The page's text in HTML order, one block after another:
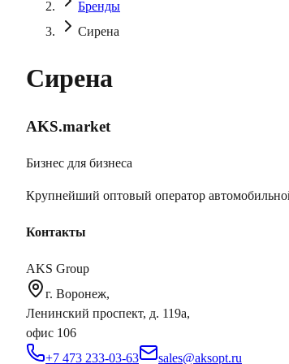
Бренды
Сирена
Сирена
AKS.market
Бизнес для бизнеса
Крупнейший оптовый оператор
Контакты
AKS Group
г. Воронеж,
Ленинский проспект, д. 119а,
офис 106
+7 473 233-03-63
sales@aksopt.ru